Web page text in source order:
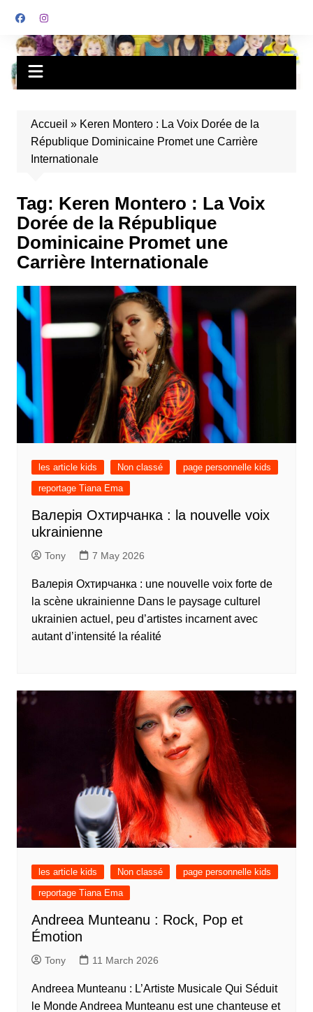
Accueil » Keren Montero : La Voix Dorée de la
République Dominicaine Promet une Carrière
Internationale
Tag: Keren Montero : La Voix
Dorée de la République
Dominicaine Promet une
Carrière Internationale
les article kids Non classé
page personnelle kids
reportage Tiana Ema
Валерія Охтирчанка : la nouvelle voix
ukrainienne
Tony 7 May 2026
Валерія Охтирчанка : une nouvelle voix forte de
la scène ukrainienne Dans le paysage culturel
ukrainien actuel, peu d’artistes incarnent avec
autant d’intensité la réalité
les article kids Non classé
page personnelle kids
reportage Tiana Ema
Andreea Munteanu : Rock, Pop et
Émotion
Tony 11 March 2026
Andreea Munteanu : L’Artiste Musicale Qui Séduit
le Monde Andreea Munteanu est une chanteuse et